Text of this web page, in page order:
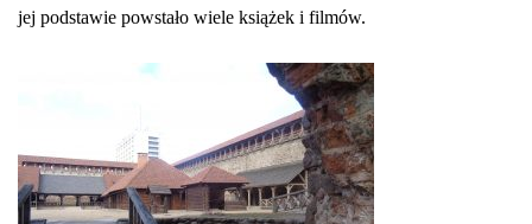
jej podstawie powstało wiele książek i filmów.